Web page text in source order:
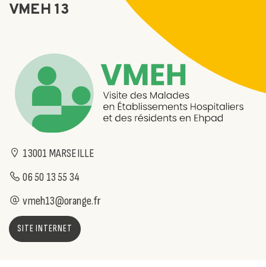
VMEH 13
13001 MARSEILLE
06 50 13 55 34
vmeh13@orange.fr
SITE INTERNET